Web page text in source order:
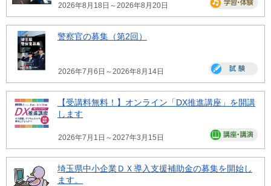
2026年8月18日～2026年8月20日
警察官の募集（第2回）
2026年7月6日～2026年8月14日
【受講料無料！】オンライン「DX推進講座」を開講
します
2026年7月1日～2027年3月15日
埼玉県中小企業ＤＸ導入支援補助金の募集を開始し
ます。